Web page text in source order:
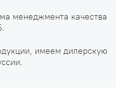
менеджмента качества
имеем дилерскую